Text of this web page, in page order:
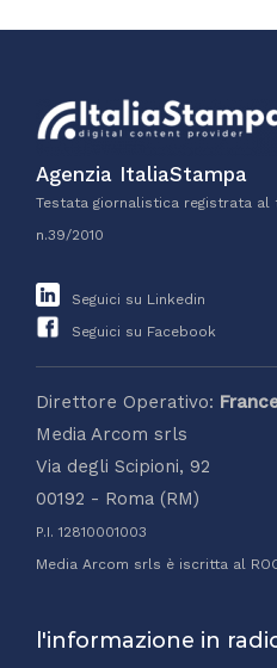
Agenzia ItaliaStampa
Testata giornalistica registrata al
n.39/2010
Seguici su Linkedin
Seguici su Facebook
Direttore Operativo:
Media Arcom srls
Via degli Scipioni, 92
00192 - Roma (RM)
P.I. 12810001003
Media Arcom srls è iscritta al
l'informazione in